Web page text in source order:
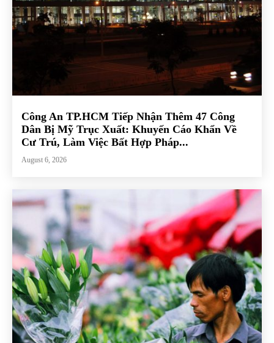
Công An TP.HCM Tiếp Nhận Thêm 47 Công
Dân Bị Mỹ Trục Xuất: Khuyến Cáo Khẩn Về
Cư Trú, Làm Việc Bất Hợp Pháp...
August 6, 2026